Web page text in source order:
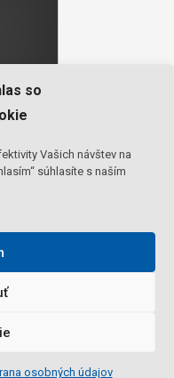
so
Vašich návštev na
súhlasíte s naším
osobných údajov